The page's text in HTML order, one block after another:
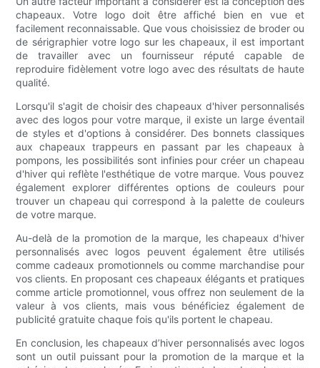
chapeaux. Votre logo doit être affiché bien en vue et
facilement reconnaissable. Que vous choisissiez de broder ou
de sérigraphier votre logo sur les chapeaux, il est important
de travailler avec un fournisseur réputé capable de
reproduire fidèlement votre logo avec des résultats de haute
qualité.
Lorsqu'il s'agit de choisir des chapeaux d'hiver personnalisés
avec des logos pour votre marque, il existe un large éventail
de styles et d'options à considérer. Des bonnets classiques
aux chapeaux trappeurs en passant par les chapeaux à
pompons, les possibilités sont infinies pour créer un chapeau
d'hiver qui reflète l'esthétique de votre marque. Vous pouvez
également explorer différentes options de couleurs pour
trouver un chapeau qui correspond à la palette de couleurs
de votre marque.
Au-delà de la promotion de la marque, les chapeaux d'hiver
personnalisés avec logos peuvent également être utilisés
comme cadeaux promotionnels ou comme marchandise pour
vos clients. En proposant ces chapeaux élégants et pratiques
comme article promotionnel, vous offrez non seulement de la
valeur à vos clients, mais vous bénéficiez également de
publicité gratuite chaque fois qu'ils portent le chapeau.
En conclusion, les chapeaux d’hiver personnalisés avec logos
sont un outil puissant pour la promotion de la marque et la